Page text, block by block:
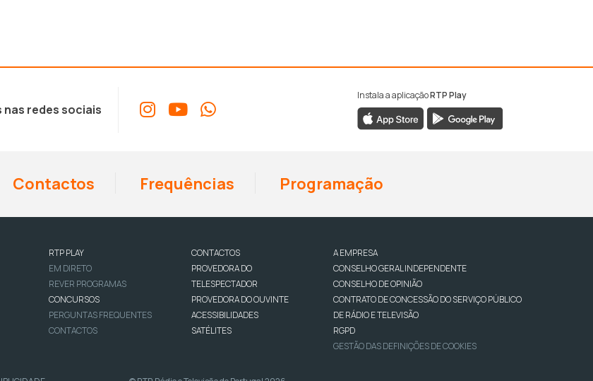
nas redes sociais
Instala a aplicaçãoRTP Play
Contactos Frequências Programação
RTP PLAY
EM DIRETO
REVER PROGRAMAS
CONCURSOS
PERGUNTAS FREQUENTES
CONTACTOS
CONTACTOS
PROVEDORA DO
TELESPECTADOR
PROVEDORA DO OUVINTE
ACESSIBILIDADES
SATÉLITES
A EMPRESA
CONSELHO GERAL INDEPENDENTE
CONSELHO DE OPINIÃO
CONTRATO DE CONCESSÃO DO SERVIÇO PÚBLICO
DE RÁDIO E TELEVISÃO
RGPD
GESTÃO DAS DEFINIÇÕES DE COOKIES